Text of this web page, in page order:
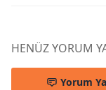
HENÜZ YORUM
Yorum